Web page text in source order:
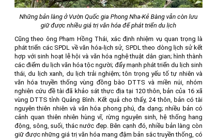
Những bản làng ở Vườn Quốc gia Phong Nha-Kẻ Bàng vẫn còn lưu
giữ được nhiều giá trị văn hóa để phát triển du lịch
Cũng theo ông Phạm Hồng Thái, xác định nhiệm vụ quan trọng là
phát triển các SPDL về văn hóa-lịch sử, SPDL theo dòng lịch sử kết
hợp với sinh hoạt lễ hội và văn hóa nghệ thuật dân gian; hình thành
các điểm du lịch văn hóa tộc người; đẩy mạnh phát triển du lịch sinh
thái, du lịch xanh, du lịch trải nghiệm; tôn trọng yếu tố tự nhiên và
văn hóa truyền thống vùng đồng bào DTTS và miền núi, nhóm
nghiên cứu đề tài đã khảo sát thực địa tại 120 thôn, bản của 16 xã
vùng DTTS tỉnh Quảng Bình. Kết quả cho thấy, 24 thôn, bản có tài
nguyên thiên nhiên và văn hóa phong phú, đa dạng; nhiều bản có
cảnh quan thiên nhiên hùng vĩ, rừng nguyên sinh, hệ thống hang
động, sông, suối, thác nước đẹp. Bên cạnh đó, nhiều bản làng còn
giữ được những giá trị văn hóa mang đậm bản sắc truyền thống, có